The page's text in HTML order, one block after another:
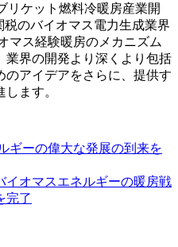
リケット燃料冷暖房産業開
税のバイオマス電力生成業界
マス経験暖房のメカニズム
業界の開発より深くより包括
のアイデアをさらに、提供す
ます。
ギーの偉大な発展の到来を
イオマスエネルギーの暖房戦
完了